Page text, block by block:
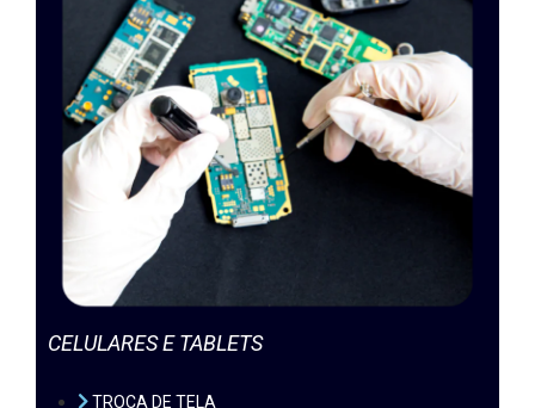
CELULARES E TABLETS
TROCA DE TELA